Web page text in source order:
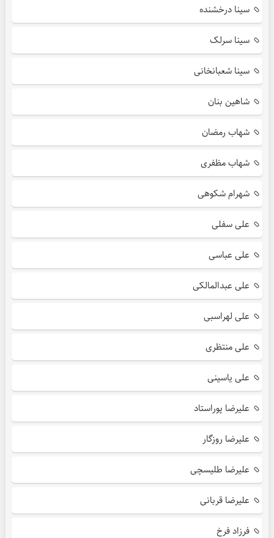
سینا درخشنده
سینا سرلک
سینا شعبانخانی
شاهین بنان
شهاب رمضان
شهاب مظفری
شهرام شکوهی
علی سفلی
علی عباسی
علی عبدالمالکی
علی لهراسبی
علی منتظری
علی یاسینی
علیرضا پوراستاد
علیرضا روزگار
علیرضا طلیسچی
علیرضا قربانی
فرزاد فرخ